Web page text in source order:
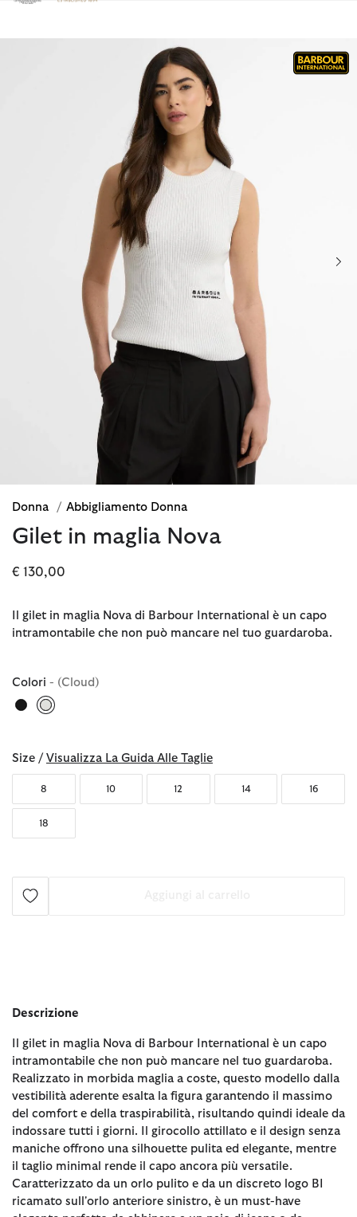
Clicca per visualizzare la nostra Dichiarazione di Accessibilità
Donna / Abbigliamento Donna
Gilet in maglia Nova
€ 130,00
Il gilet in maglia Nova di Barbour International è un capo
intramontabile che non può mancare nel tuo guardaroba.
Colori - (Cloud)
Size / Visualizza La Guida Alle Taglie
8 10 12 14 16
18
Descrizione
Il gilet in maglia Nova di Barbour International è un capo
intramontabile che non può mancare nel tuo guardaroba.
Realizzato in morbida maglia a coste, questo modello dalla
vestibilità aderente esalta la figura garantendo il massimo
del comfort e della traspirabilità, risultando quindi ideale da
indossare tutti i giorni. Il girocollo attillato e il design senza
maniche offrono una silhouette pulita ed elegante, mentre
il taglio minimal rende il capo ancora più versatile.
Caratterizzato da un orlo pulito e da un discreto logo BI
ricamato sull'orlo anteriore sinistro, è un must-have